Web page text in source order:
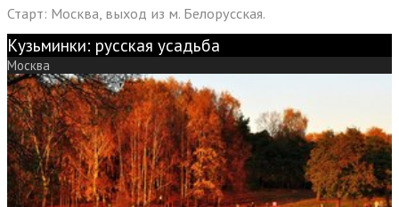
Старт: Москва, выход из м. Белорусская.
Кузьминки: русская усадьба
Москва